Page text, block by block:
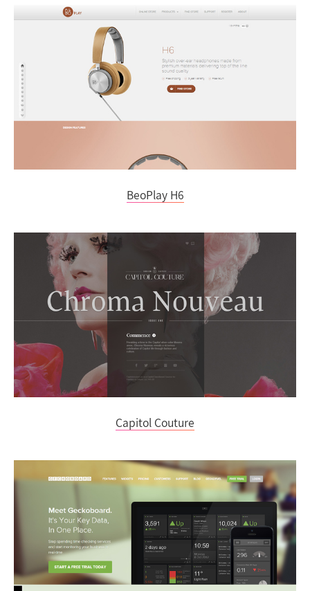
BeoPlay H6
Capitol Couture